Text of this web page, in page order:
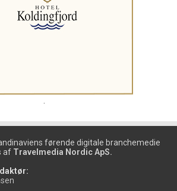
førende digitale branchemedie
af Travelmedia Nordic ApS.